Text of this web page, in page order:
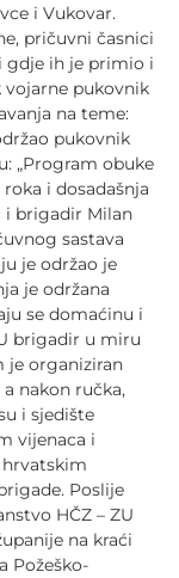
i Vukovar.
pričuvni časnici
gdje ih je primio i
pukovnik
na teme:
pukovnik
„Program obuke
i dosadašnja
i brigadir Milan
sastava
je održao je
je održana
se domaćinu i
brigadir u miru
je organiziran
nakon ručka,
i sjedište
vijenaca i
Poslije
HČZ – ZU
na kraći
Požeško-